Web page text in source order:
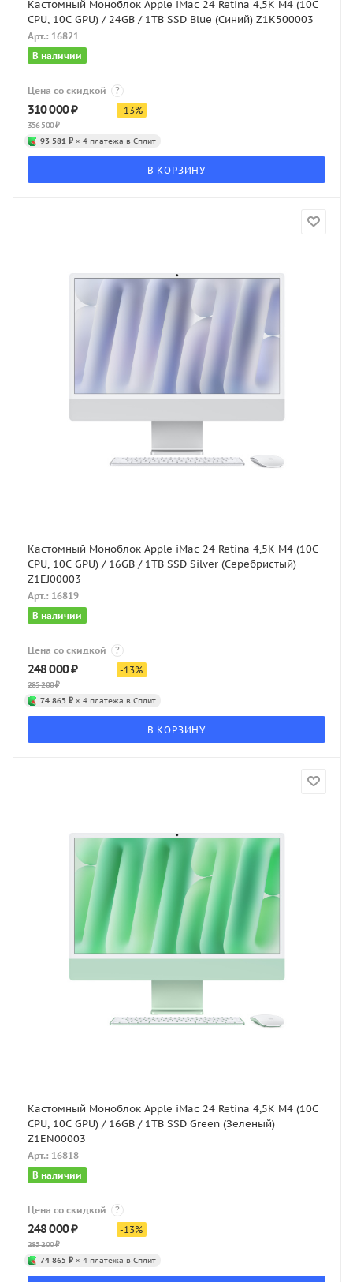
Кастомный Моноблок Apple iMac 24 Retina 4,5K M4 (10C
CPU, 10C GPU) / 24GB / 1TB SSD Blue (Синий) Z1K500003
Арт.: 16821
В наличии
Цена со скидкой ?
310 000₽
356 500₽
-13%
93 581 ₽ × 4 платежа в Сплит
В КОРЗИНУ
Кастомный Моноблок Apple iMac 24 Retina 4,5K M4 (10C
CPU, 10C GPU) / 16GB / 1TB SSD Silver (Серебристый)
Z1EJ00003
Арт.: 16819
В наличии
Цена со скидкой ?
248 000₽
285 200₽
-13%
74 865 ₽ × 4 платежа в Сплит
В КОРЗИНУ
Кастомный Моноблок Apple iMac 24 Retina 4,5K M4 (10C
CPU, 10C GPU) / 16GB / 1TB SSD Green (Зеленый)
Z1EN00003
Арт.: 16818
В наличии
Цена со скидкой ?
248 000₽
285 200₽
-13%
74 865 ₽ × 4 платежа в Сплит